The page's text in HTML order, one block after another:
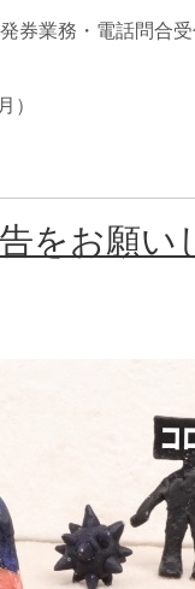
券業務・電話問合
）
をお願